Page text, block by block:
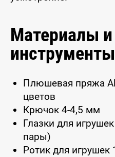
Материалы и
инструменты
Плюшевая пряжа
цветов
Крючок 4-4,5 мм
Глазки для
пары)
Ротик для игрушек